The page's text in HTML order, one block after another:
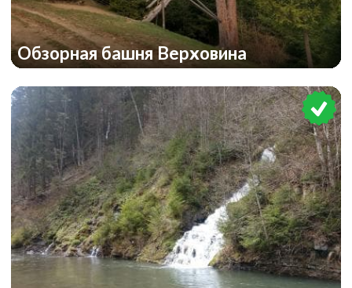
Обзорная башня Верховина